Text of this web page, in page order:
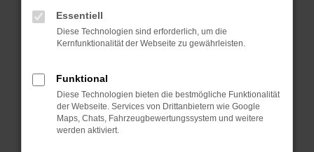
können das Laden bestimmter Seiten
verhindern. Funktioniert die Seite in einem
Starte dein Gerät neu.
Das kann manchmal helfen, vorübergehende
Probleme zu beheben.
Essentiell
Diese Technologien sind erforderlich, um die
Kernfunktionalität der Webseite zu gewährleisten.
Funktional
Diese Technologien bieten die bestmögliche Funktionalität
der Webseite. Services von Drittanbietern wie Google
Maps, Chats, Fahrzeugbewertungssystem und weitere
werden aktiviert.